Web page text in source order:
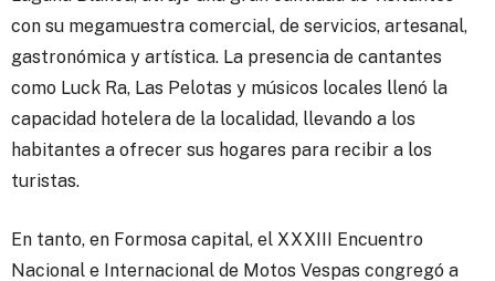
con su megamuestra comercial, de servicios, artesanal,
gastronómica y artística. La presencia de cantantes
como Luck Ra, Las Pelotas y músicos locales llenó la
capacidad hotelera de la localidad, llevando a los
habitantes a ofrecer sus hogares para recibir a los
turistas.
En tanto, en Formosa capital, el XXXIII Encuentro
Nacional e Internacional de Motos Vespas congregó a